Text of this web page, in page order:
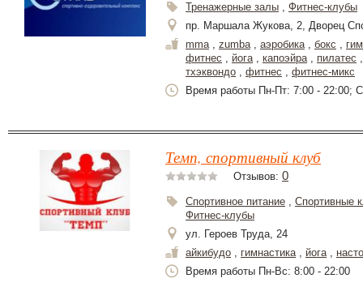
Тренажерные залы , Фитнес-клубы
пр. Маршала Жукова, 2, Дворец
mma, zumba, аэробика, бокс ,
фитнес , йога, капоэйра, пилатес
тхэквондо , фитнес , фитнес-микс
Время работы Пн-Пт: 7:00 - 22:00;
Темп, спортивный клуб
Отзывов: 0
Спортивное питание , Спортивные
Фитнес-клубы
ул. Героев Труда, 24
айкибудо , гимнастика, йога,
Время работы Пн-Вс: 8:00 - 22:00